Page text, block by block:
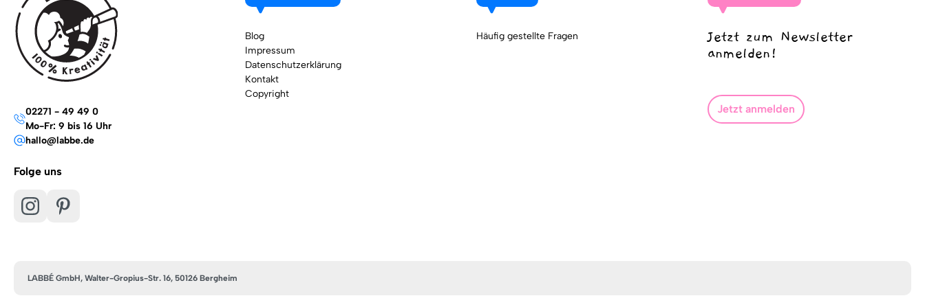
02271 - 49 49 0
Mo-Fr: 9 bis 16 Uhr
hallo@labbe.de
Folge uns
Blog
Impressum
Datenschutzerklärung
Kontakt
Copyright
Häufig gestellte Fragen
Jetzt zum Newsletter
anmelden!
Jetzt anmelden
LABBÉ GmbH, Walter-Gropius-Str. 16, 50126 Bergheim